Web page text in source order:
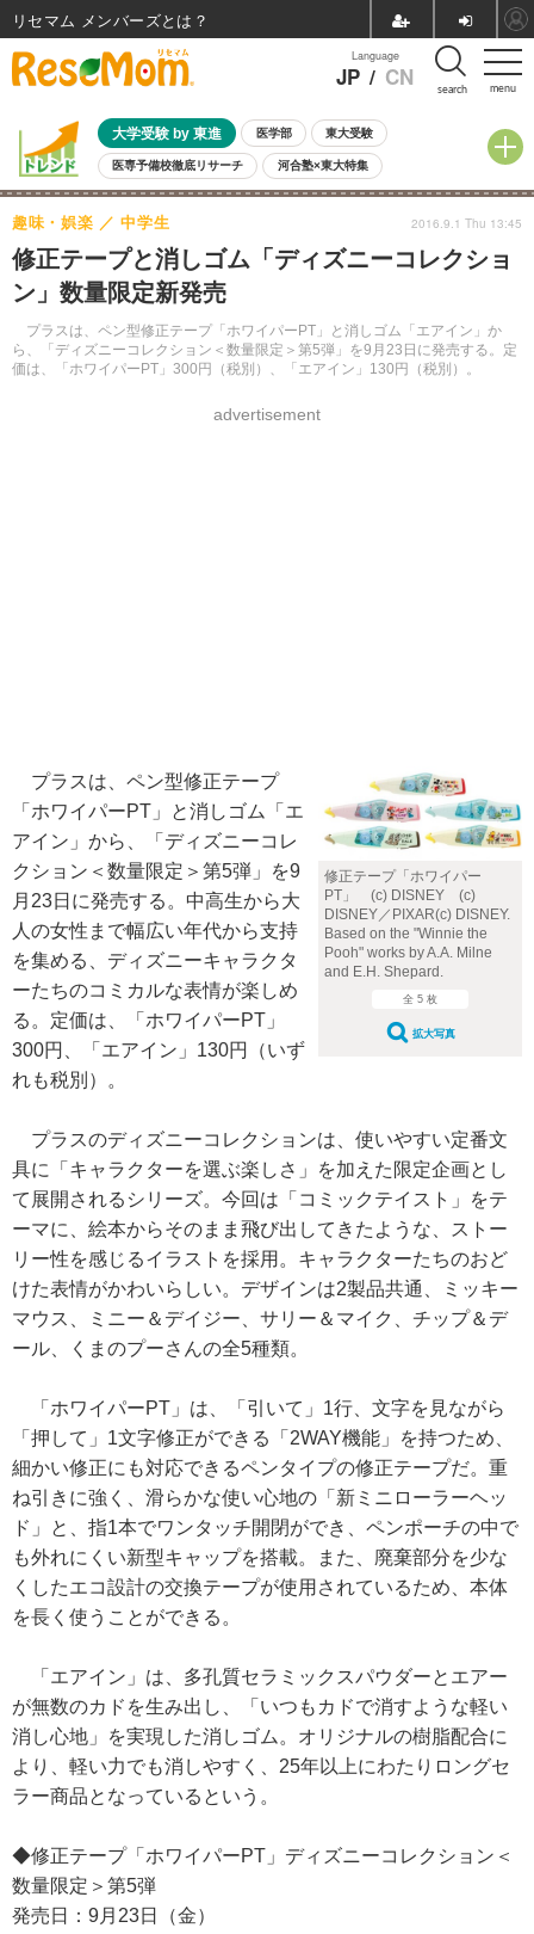
menu
Language
JP / CN search
大学受験 by 東進 医学部 東大受験
医専予備校徹底リサーチ 河合塾×東大特集
親子で考える大学選び 高校受験 中学受験 小学校受験
共通テスト 夏休み
8月開催イベント・WS 全国公立高校 過去問 人気記事
自由研究教材（小学生向け） 自由研究教材（中学生向け）
修正テープと消しゴム「ディズニーコレクショ
ン」数量限定新発売
プラスは、ペン型修正テープ「ホワイパーPT」と消しゴム「エアイン」か
ら、「ディズニーコレクション＜数量限定＞第5弾」を9月23日に発売する。定
価は、「ホワイパーPT」300円（税別）、「エアイン」130円（税別）。
趣味・娯楽 中学生
advertisement
2016.9.1 Thu 13:45
修正テープ「ホワイパー
PT」 (c) DISNEY (c)
DISNEY／PIXAR(c) DISNEY.
Based on the "Winnie the
Pooh" works by A.A. Milne
and E.H. Shepard.
全 5 枚
拡大写真
プラスは、ペン型修正テープ
「ホワイパーPT」と消しゴム「エ
アイン」から、「ディズニーコレ
クション＜数量限定＞第5弾」を9
月23日に発売する。中高生から大
人の女性まで幅広い年代から支持
を集める、ディズニーキャラクタ
ーたちのコミカルな表情が楽しめ
る。定価は、「ホワイパーPT」
300円、「エアイン」130円（いず
れも税別）。
プラスのディズニーコレクションは、使いやすい定番文
具に「キャラクターを選ぶ楽しさ」を加えた限定企画とし
て展開されるシリーズ。今回は「コミックテイスト」をテ
ーマに、絵本からそのまま飛び出してきたような、ストー
リー性を感じるイラストを採用。キャラクターたちのおど
けた表情がかわいらしい。デザインは2製品共通、ミッキー
マウス、ミニー＆デイジー、サリー＆マイク、チップ＆デ
ール、くまのプーさんの全5種類。
「ホワイパーPT」は、「引いて」1行、文字を見ながら
「押して」1文字修正ができる「2WAY機能」を持つため、
細かい修正にも対応できるペンタイプの修正テープだ。重
ね引きに強く、滑らかな使い心地の「新ミニローラーヘッ
ド」と、指1本でワンタッチ開閉ができ、ペンポーチの中で
も外れにくい新型キャップを搭載。また、廃棄部分を少な
くしたエコ設計の交換テープが使用されているため、本体
を長く使うことができる。
「エアイン」は、多孔質セラミックスパウダーとエアー
が無数のカドを生み出し、「いつもカドで消すような軽い
消し心地」を実現した消しゴム。オリジナルの樹脂配合に
より、軽い力でも消しやすく、25年以上にわたりロングセ
ラー商品となっているという。
◆修正テープ「ホワイパーPT」ディズニーコレクション＜
数量限定＞第5弾
発売日：9月23日（金）
リセマム メンバーズ